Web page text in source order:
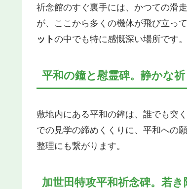
祈念館のすぐ裏手には、かつての滑
が、ここから多くの機体が飛び立っ
ットの中でも特に感慨深い場所です。
平和の鐘と慰霊碑。静かな
敷地内にある平和の鐘は、誰でも突
での見学の締めくくりに、平和への
整理にも繋がります。
加世田特攻平和祈念碑。若